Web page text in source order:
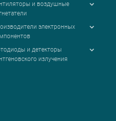
и воздушные
электронных
и детекторы
излучения